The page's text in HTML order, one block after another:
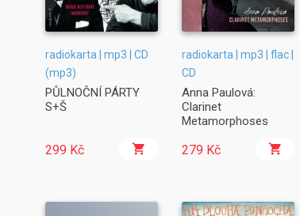
radiokarta | mp3 | CD
(mp3)
PŮLNOČNÍ PÁRTY
S+Š
299 Kč
radiokarta | mp3 | flac |
CD
Anna Paulová:
Clarinet
Metamorphoses
279 Kč